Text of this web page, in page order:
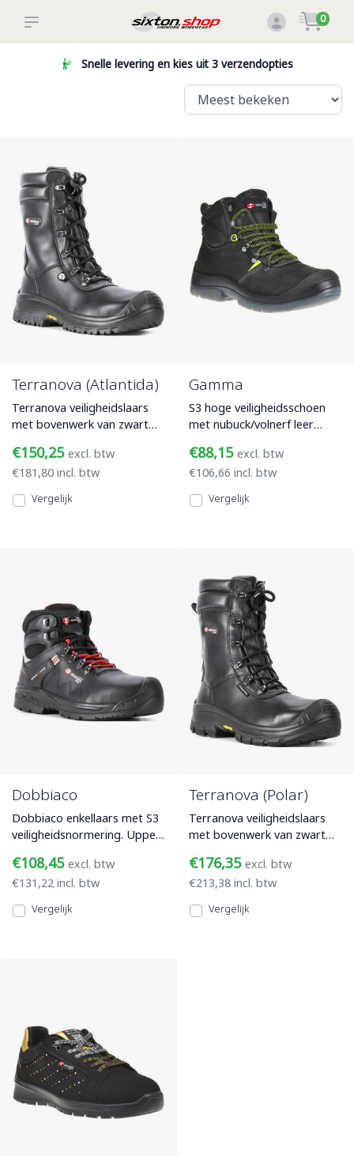
0
Groot assortiment
Terranova (Atlantida)
Terranova veiligheidslaars
met bovenwerk van zwart
veiligheidsneus en Vi
€150,25 excl. btw
€181,80 incl. btw
Vergelijk
Gamma
S3 hoge veiligheidsschoen
met nubuck/volnerf leer
met kruipneus en Climactio
€88,15 excl. btw
€106,66 incl. btw
Vergelijk
Dobbiaco
Dobbiaco enkellaars met S3
veiligheidsnormering. Upper
leer. Veiligheidss
€108,45 excl. btw
€131,22 incl. btw
Vergelijk
Terranova (Polar)
Terranova veiligheidslaars
met bovenwerk van zwart
veiligheidsneus en Vi
€176,35 excl. btw
€213,38 incl. btw
Vergelijk